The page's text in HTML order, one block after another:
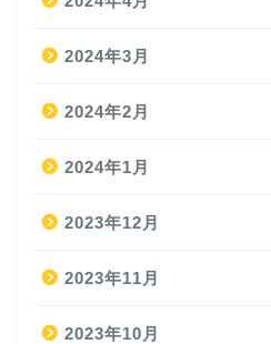
2024年3月
2024年2月
2024年1月
2023年12月
2023年11月
2023年10月